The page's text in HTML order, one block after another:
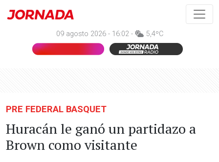
09 agosto 2026 - 16:02 - 5,4ºC
PRE FEDERAL BASQUET
Huracán le ganó un partidazo a
Brown como visitante